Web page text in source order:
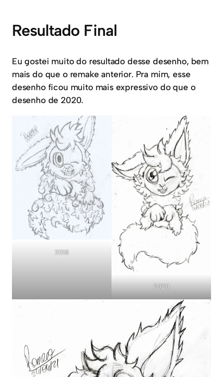
Resultado Final
Eu gostei muito do resultado desse desenho, bem
mais do que o remake anterior. Pra mim, esse
desenho ficou muito mais expressivo do que o
desenho de 2020.
2018
2020